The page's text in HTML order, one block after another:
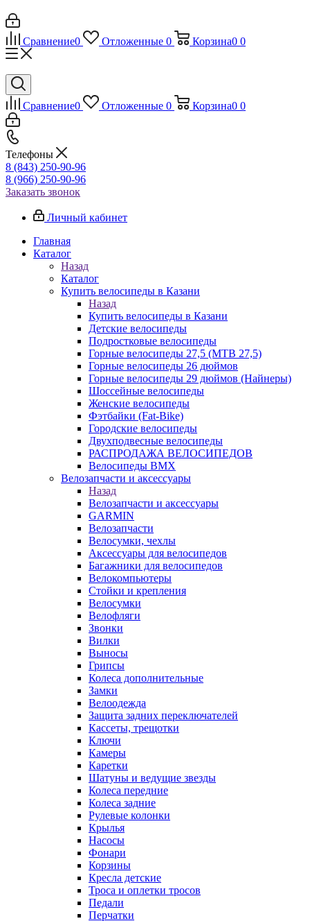
Сравнение0 Отложенные 0 Корзина0 0
Сравнение0 Отложенные 0 Корзина0 0
Телефоны
8 (843) 250-90-96
8 (966) 250-90-96
Заказать звонок
Личный кабинет
Главная
Каталог
Назад
Каталог
Купить велосипеды в Казани
Назад
Купить велосипеды в Казани
Детские велосипеды
Подростковые велосипеды
Горные велосипеды 27,5 (MTB 27,5)
Горные велосипеды 26 дюймов
Горные велосипеды 29 дюймов (Найнеры)
Шоссейные велосипеды
Женские велосипеды
Фэтбайки (Fat-Bike)
Городские велосипеды
Двухподвесные велосипеды
РАСПРОДАЖА ВЕЛОСИПЕДОВ
Велосипеды BMX
Велозапчасти и аксессуары
Назад
Велозапчасти и аксессуары
GARMIN
Велозапчасти
Велосумки, чехлы
Аксессуары для велосипедов
Багажники для велосипедов
Велокомпьютеры
Стойки и крепления
Велосумки
Велофляги
Звонки
Вилки
Выносы
Грипсы
Колеса дополнительные
Замки
Велоодежда
Защита задних переключателей
Кассеты, трещотки
Ключи
Камеры
Каретки
Шатуны и ведущие звезды
Колеса передние
Колеса задние
Рулевые колонки
Крылья
Насосы
Фонари
Корзины
Кресла детские
Троса и оплетки тросов
Педали
Перчатки